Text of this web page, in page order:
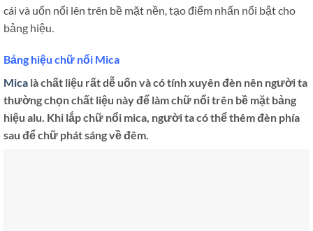
cái và uốn nổi lên trên bề mặt nền, tạo điểm nhấn nổi bật cho
bảng hiệu.
Bảng hiệu chữ nổi Mica
Mica là chất liệu rất dễ uốn và có tính xuyên đèn nên người ta
thường chọn chất liệu này để làm chữ nổi trên bề mặt bảng
hiệu alu. Khi lắp chữ nổi mica, người ta có thể thêm đèn phía
sau để chữ phát sáng về đêm.